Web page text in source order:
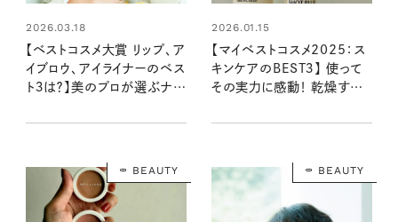
2026.03.18
【ベストコスメ大賞 リップ、ア
イブロウ、アイライナーのベス
ト３は？】美のプロが選ぶナチ
2025年下半期
2026.01.15
【マイベストコスメ2025：ス
キンケアのBEST３】 使って
その実力に感動！ 乾燥する
BEAUTY BEAUTY